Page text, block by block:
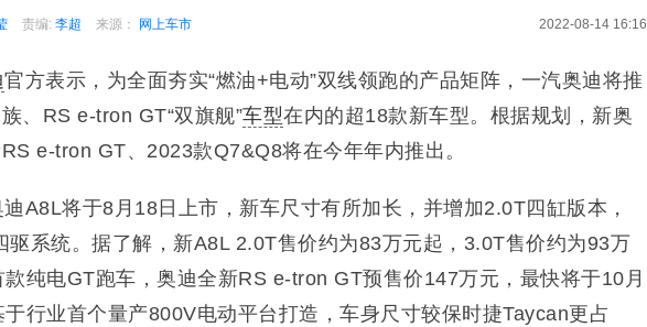
责编: 李超 来源： 网上车市 2022-08-14 16:16
官方表示，为全面夯实“燃油+电动”双线领跑的产品矩阵， 一汽奥迪将推
、RS e-tron GT“双旗舰”车型在内的超18款新车型。根据规划， 新奥
e-tron GT、2023款Q7&Q8将在今年年内推出。
A8L将于8月18日上市，新车尺寸有所加长，并增加2.0T四缸版本，
驱系统。据了解，新A8L 2.0T售价约为83万元起，3.0T售价约为93万
款纯电GT跑车，奥迪全新RS e-tron GT预售价147万元，最快将于10月
行业首个量产800V电动平台打造，车身尺寸较保时捷Taycan更占